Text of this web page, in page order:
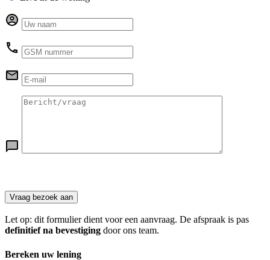
Let op: dit formulier dient voor een aanvraag. De afspraak is pas
definitief na bevestiging door ons team.
Bereken uw lening